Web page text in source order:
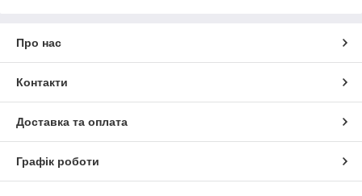
Про нас
Контакти
Доставка та оплата
Графік роботи